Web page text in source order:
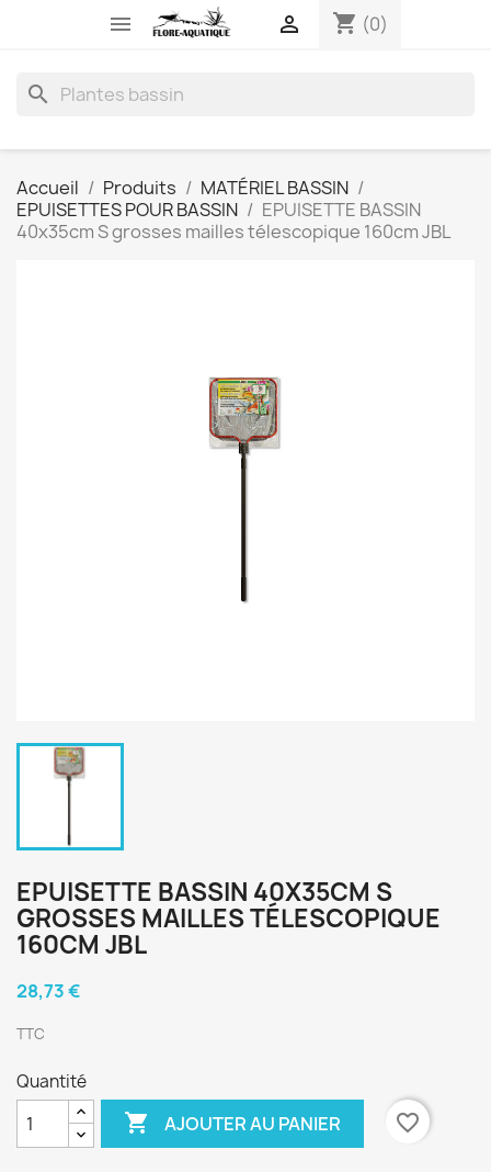
 shopping_cart (0)

search
Accueil Produits
MATÉRIEL BASSIN
EPUISETTES POUR BASSIN
EPUISETTE BASSIN
40x35cm S grosses mailles télescopique 160cm JBL
EPUISETTE BASSIN 40X35CM S
GROSSES MAILLES TÉLESCOPIQUE
160CM JBL
28,73 €
TTC
Quantité
 AJOUTER AU PANIER favorite_border